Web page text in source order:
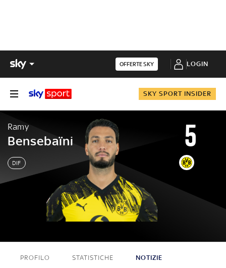
OFFERTE SKY LOGIN
SKY SPORT INSIDER
Ramy
Bensebaïni
DIF
5
Ramy Bensebaïni
PROFILO STATISTICHE NOTIZIE